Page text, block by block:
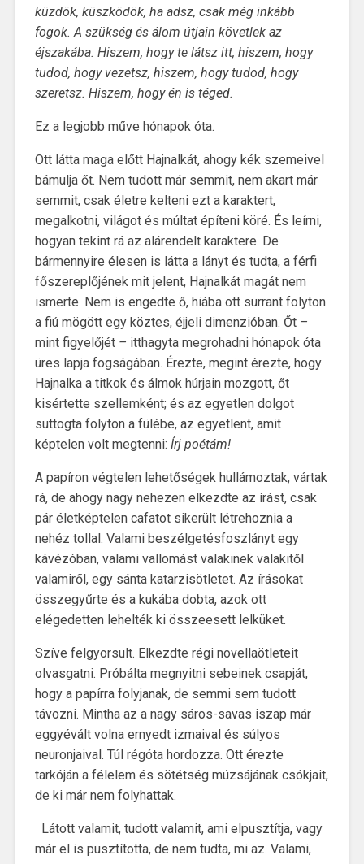
küzdök, küszködök, ha adsz, csak még inkább
fogok. A szükség és álom útjain követlek az
éjszakába. Hiszem, hogy te látsz itt, hiszem, hogy
tudod, hogy vezetsz, hiszem, hogy tudod, hogy
szeretsz. Hiszem, hogy én is téged.
Ez a legjobb műve hónapok óta.
Ott látta maga előtt Hajnalkát, ahogy kék szemeivel
bámulja őt. Nem tudott már semmit, nem akart már
semmit, csak életre kelteni ezt a karaktert,
megalkotni, világot és múltat építeni köré. És leírni,
hogyan tekint rá az alárendelt karaktere. De
bármennyire élesen is látta a lányt és tudta, a férfi
főszereplőjének mit jelent, Hajnalkát magát nem
ismerte. Nem is engedte ő, hiába ott surrant folyton
a fiú mögött egy köztes, éjjeli dimenzióban. Őt –
mint figyelőjét – itthagyta megrohadni hónapok óta
üres lapja fogságában. Érezte, megint érezte, hogy
Hajnalka a titkok és álmok húrjain mozgott, őt
kisértette szellemként; és az egyetlen dolgot
suttogta folyton a fülébe, az egyetlent, amit
képtelen volt megtenni: Írj poétám!
A papíron végtelen lehetőségek hullámoztak, vártak
rá, de ahogy nagy nehezen elkezdte az írást, csak
pár életképtelen cafatot sikerült létrehoznia a
nehéz tollal. Valami beszélgetésfoszlányt egy
kávézóban, valami vallomást valakinek valakitől
valamiről, egy sánta katarzisötletet. Az írásokat
összegyűrte és a kukába dobta, azok ott
elégedetten lehelték ki összeesett lelküket.
Szíve felgyorsult. Elkezdte régi novellaötleteit
olvasgatni. Próbálta megnyitni sebeinek csapját,
hogy a papírra folyjanak, de semmi sem tudott
távozni. Mintha az a nagy sáros-savas iszap már
eggyévált volna ernyedt izmaival és súlyos
neuronjaival. Túl régóta hordozza. Ott érezte
tarkóján a félelem és sötétség múzsájának csókjait,
de ki már nem folyhattak.
Látott valamit, tudott valamit, ami elpusztítja, vagy
már el is pusztította, de nem tudta, mi az. Valami,